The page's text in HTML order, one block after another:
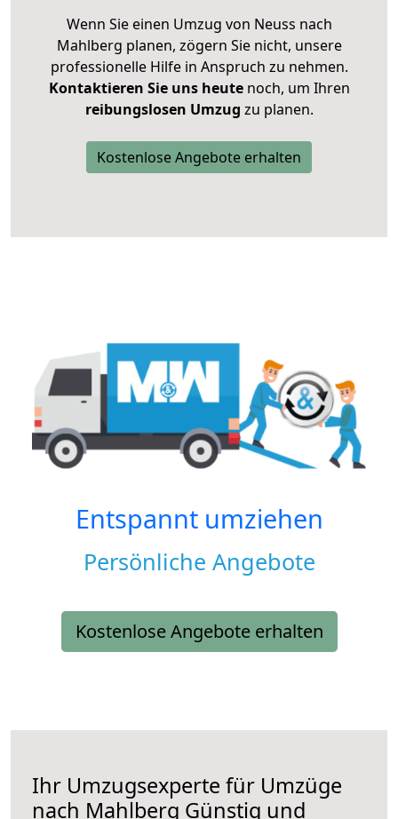
Wenn Sie einen Umzug von Neuss nach
Mahlberg planen, zögern Sie nicht, unsere
professionelle Hilfe in Anspruch zu nehmen.
Kontaktieren Sie uns heutenoch, um Ihren
reibungslosen Umzug zu planen.
Kostenlose Angebote erhalten
Entspannt umziehen
Persönliche Angebote
Kostenlose Angebote erhalten
Ihr Umzugsexperte für Umzüge
nach Mahlberg Günstig und